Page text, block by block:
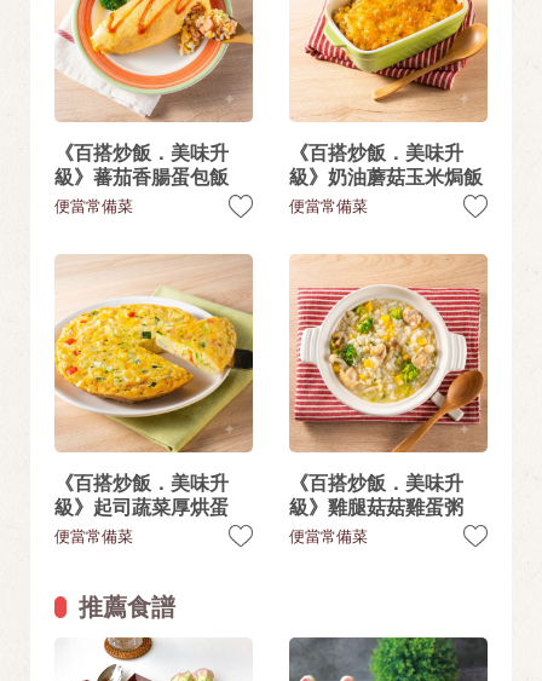
《百搭炒飯．美味升
級》蕃茄香腸蛋包飯
便當常備菜
《百搭炒飯．美味升
級》奶油蘑菇玉米焗飯
便當常備菜
《百搭炒飯．美味升
級》起司蔬菜厚烘蛋
便當常備菜
《百搭炒飯．美味升
級》雞腿菇菇雞蛋粥
便當常備菜
推薦食譜